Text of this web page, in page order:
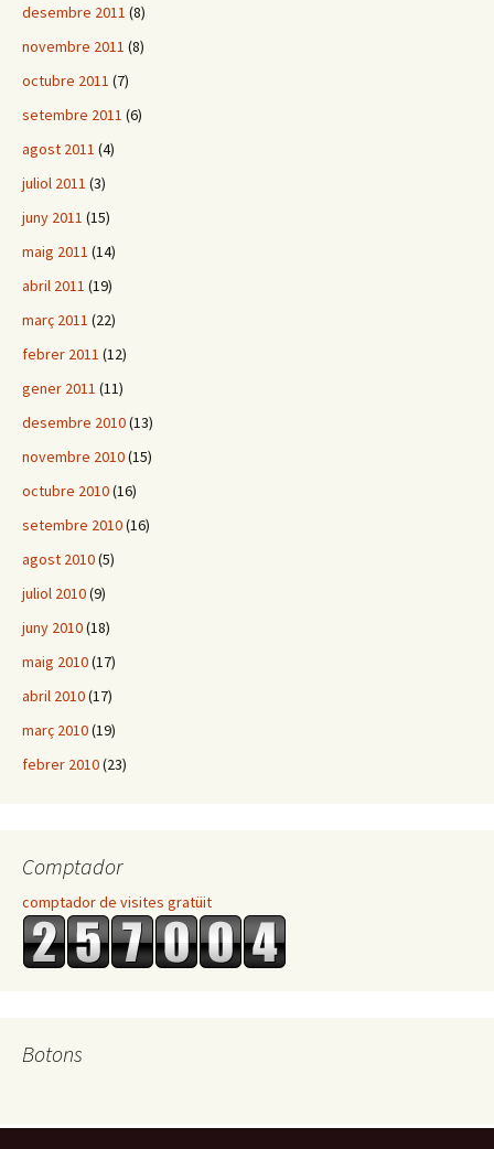
desembre 2011 (8)
novembre 2011 (8)
octubre 2011 (7)
setembre 2011 (6)
agost 2011 (4)
juliol 2011 (3)
juny 2011 (15)
maig 2011 (14)
abril 2011 (19)
març 2011 (22)
febrer 2011 (12)
gener 2011 (11)
desembre 2010(13)
novembre 2010(15)
octubre 2010(16)
setembre 2010(16)
agost 2010(5)
juliol 2010(9)
juny 2010(18)
maig 2010(17)
abril 2010(17)
març 2010(19)
febrer 2010(23)
Comptador
comptador de visites gratüit
Botons